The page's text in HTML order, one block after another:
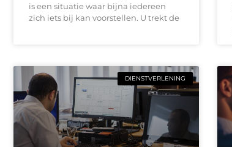
is een situatie waar bijna iedereen
zich iets bij kan voorstellen. U trekt de
DIENSTVERLENING